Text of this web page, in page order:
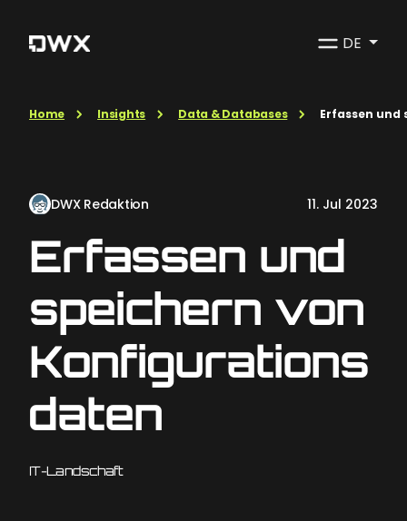
DE
Home Insights Data & Databases Erfassen
DWX Redaktion 11. Jul 2023
Erfassen und
speichern von
Konfigurations
daten
IT-Landschaft